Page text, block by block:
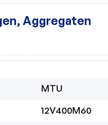
Aggregaten
MTU
12V400M60